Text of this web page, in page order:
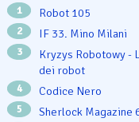
1 Robot 105
2 IF 33. Mino Milani
3
Kryzys Robotowy -
dei robot
4 Codice Nero
5 Sherlock Magazine